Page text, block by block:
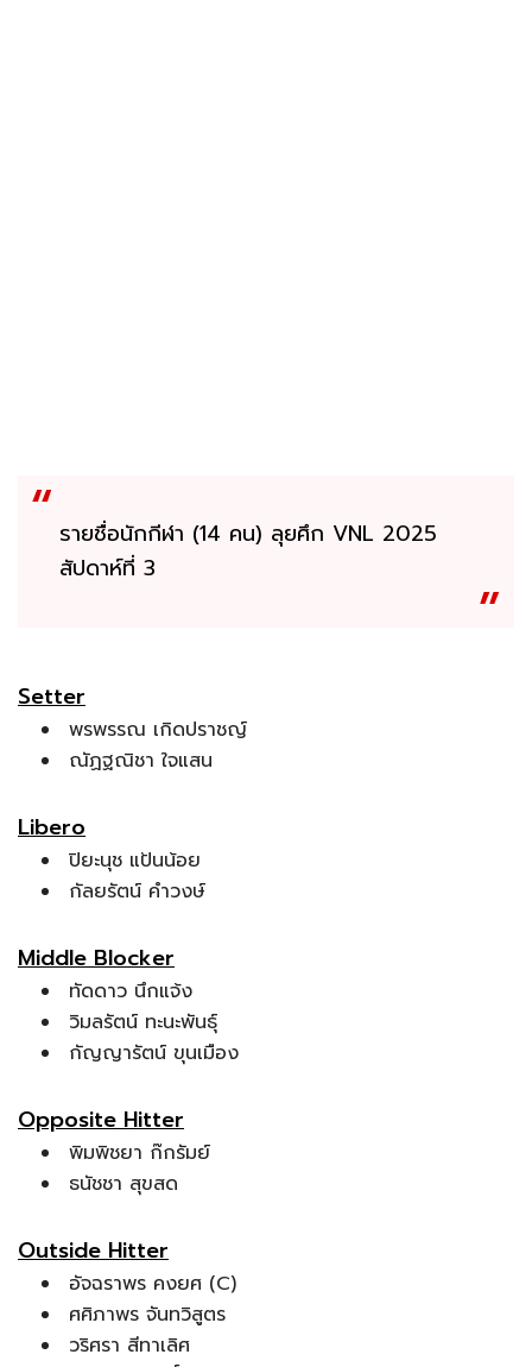
รายชื่อนักกีฬา (14 คน) ลุยศึก VNL 2025
สัปดาห์ที่ 3
Setter
พรพรรณ เกิดปราชญ์
ณัฏฐณิชา ใจแสน
Libero
ปิยะนุช แป้นน้อย
กัลยรัตน์ คำวงษ์
Middle Blocker
ทัดดาว นึกแจ้ง
วิมลรัตน์ ทะนะพันธุ์
กัญญารัตน์ ขุนเมือง
Opposite Hitter
พิมพิชยา ก๊กรัมย์
ธนัชชา สุขสด
Outside Hitter
อัจฉราพร คงยศ (C)
ศศิภาพร จันทวิสูตร
วริศรา สีทาเลิศ